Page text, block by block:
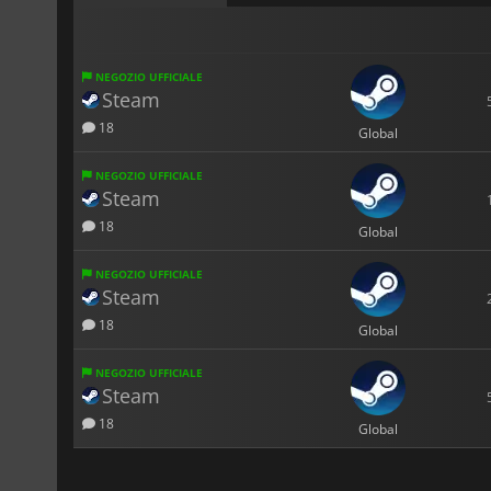
NEGOZIO UFFICIALE
Steam
18 Global
NEGOZIO UFFICIALE
Steam
18 Global
NEGOZIO UFFICIALE
Steam
18 Global
NEGOZIO UFFICIALE
Steam
18 Global